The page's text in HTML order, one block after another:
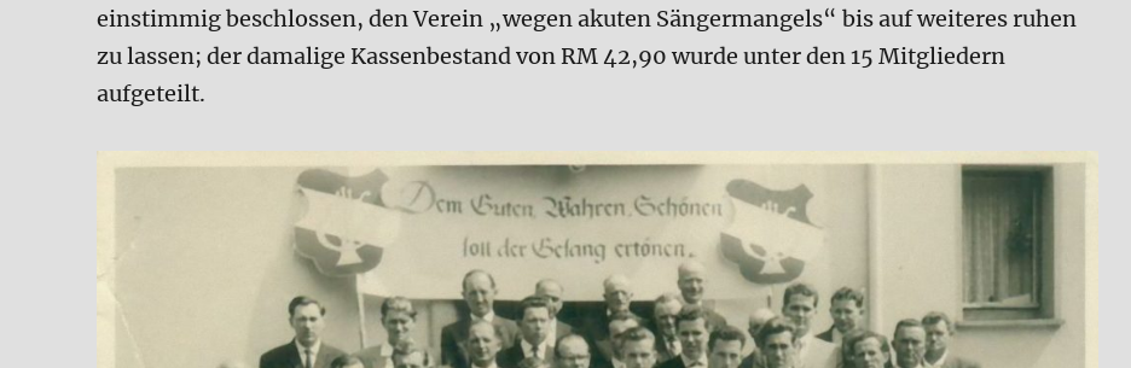
einstimmig beschlossen, den Verein „wegen akuten Sängermangels“ bis auf weiteres ruhen
zu lassen; der damalige Kassenbestand von RM 42,90 wurde unter den 15 Mitgliedern
aufgeteilt.